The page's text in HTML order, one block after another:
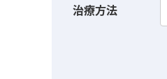
治療方法